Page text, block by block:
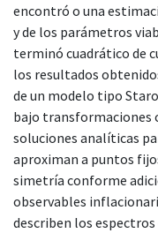
encontró o una
y de los parámetros
terminó cuadrático de
los resultados
de un modelo tipo
bajo transformaciones
soluciones analíticas
aproximan a puntos
simetría conforme
observables
describen los